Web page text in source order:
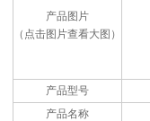
产品图片
（点击图片查看大图）
产品型号
产品名称